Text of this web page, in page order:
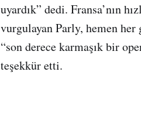
uyardık” dedi. Fransa’nın
vurgulayan Parly, hemen
“son derece karmaşık bir
teşekkür etti.